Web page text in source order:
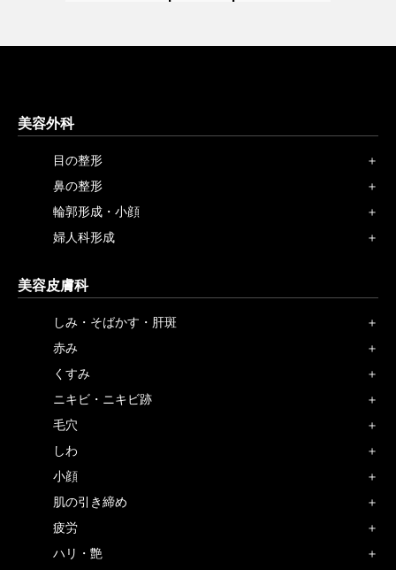
美容外科
目の整形
鼻の整形
輪郭形成・小顔
婦人科形成
美容皮膚科
しみ・そばかす・肝斑
赤み
くすみ
ニキビ・ニキビ跡
毛穴
しわ
小顔
肌の引き締め
疲労
ハリ・艶